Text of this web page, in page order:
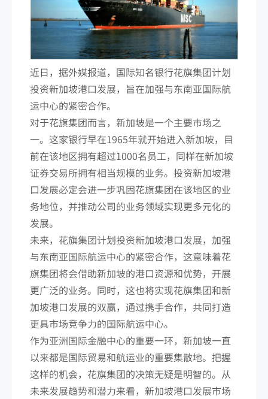
近日，据外媒报道，国际知名银行花旗集团计划
投资新加坡港口发展，旨在加强与东南亚国际航
运中心的紧密合作。
对于花旗集团而言，新加坡是一个主要市场之
一。这家银行早在1965年就开始进入新加坡，目
前在该地区拥有超过1000名员工，同样在新加坡
证券交易所拥有相当规模的业务。投资新加坡港
口发展必定会进一步巩固花旗集团在该地区的业
务地位，并推动公司的业务领域实现更多元化的
发展。
未来，花旗集团计划投资新加坡港口发展，加强
与东南亚国际航运中心的紧密合作，这意味着花
旗集团将会借助新加坡的港口资源和优势，开展
更广泛的业务。同时，这也将实现花旗集团和新
加坡港口发展的双赢，通过携手合作，共同打造
更具市场竞争力的国际航运中心。
作为亚洲国际金融中心的重要一环，新加坡一直
以来都是国际贸易和航运业的重要集散地。把握
这样的机会，花旗集团的决策无疑是明智的。从
未来发展趋势和潜力来看，新加坡港口发展市场